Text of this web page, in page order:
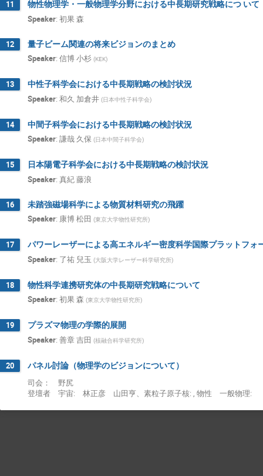
Shigetaka Moriyama
Shoei Nakayama
Shoichi Ogio
Shunsuke Hozumi
Taka Yamaguchi
Takahiro KAWABATA
Takashi Hotta
Takeshi Komatsubara@kek.jp
Yasuhiro Murakami
Yasuhiro Okada
Yorito Yamaguchi
Yoshihiro SEIYA
Yosuke Takubo
Yukio Kaneda
Yutaka Ushiroda
勇二 青木
博之 佐甲
真紀 藤浪
雅行 中畑
11 物性物理学・一般物理学分野における中長期研究戦略につ いて
Speaker: 初果 森
12 量子ビーム関連の将来ビジョンのまとめ
Speaker: 信博 小杉 (KEK)
13 中性子科学会における中長期戦略の検討状況
Speaker: 和久 加倉井 (日本中性子科学会)
14 中間子科学会における中長期戦略の検討状況
Speaker: 謙哉 久保 (日本中間子科学会)
15 日本陽電子科学会における中長期戦略の検討状況
Speaker: 真紀 藤浪
16 未踏強磁場科学による物質材料研究の飛躍
Speaker: 康博 松田 (東京大学物性研究所)
17 パワーレーザーによる高エネルギー密度科学国際プラットフォ
Speaker: 了祐 兒玉 (大阪大学レーザー科学研究所)
18 物性科学連携研究体の中長期研究戦略について
Speaker: 初果 森 (東京大学物性研究所)
19 プラズマ物理の学際的展開
Speaker: 善章 吉田 (核融合科学研究所)
20 パネル討論（物理学のビジョンについて）
司会： 野尻
登壇者 宇宙: 林正彦 山田亨、素粒子原子核: , 物性 一般物理: